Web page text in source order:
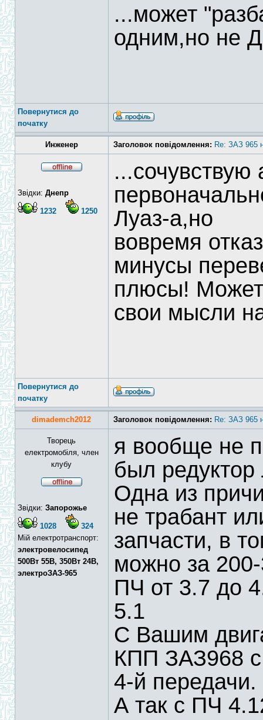
...может
одним,но не
Повернутися до
початку
Инженер Заголовок повідомлення: Re: ЗАЗ 965
Звідки: Днепр
1232 1250
...сочувствую
Луаз-а,но
вовремя
минусы
плюсы!
свои мысли
Повернутися до
початку
dimademch2012 Заголовок повідомлення: Re: ЗАЗ 965
Творець
електромобіля, член
клубу
Звідки: Запорожье
1028
324
Мій електротранспорт:
электровелосипед
500Вт 55В, 350Вт 24В,
электроЗАЗ-965
я вообще не
был
Одна из
не трабант
запчасти, в
можно за
ПЧ от 3.7 до
5.1
С Вашим
КПП ЗАЗ968
4-й
А так с ПЧ